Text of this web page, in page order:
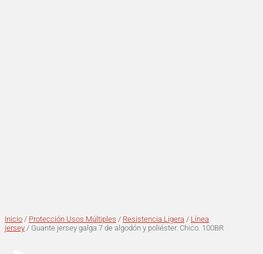
Inicio / Protección Usos Múltiples / Resistencia Ligera / Línea
jersey / Guante jersey galga 7 de algodón y poliéster. Chico. 100BR